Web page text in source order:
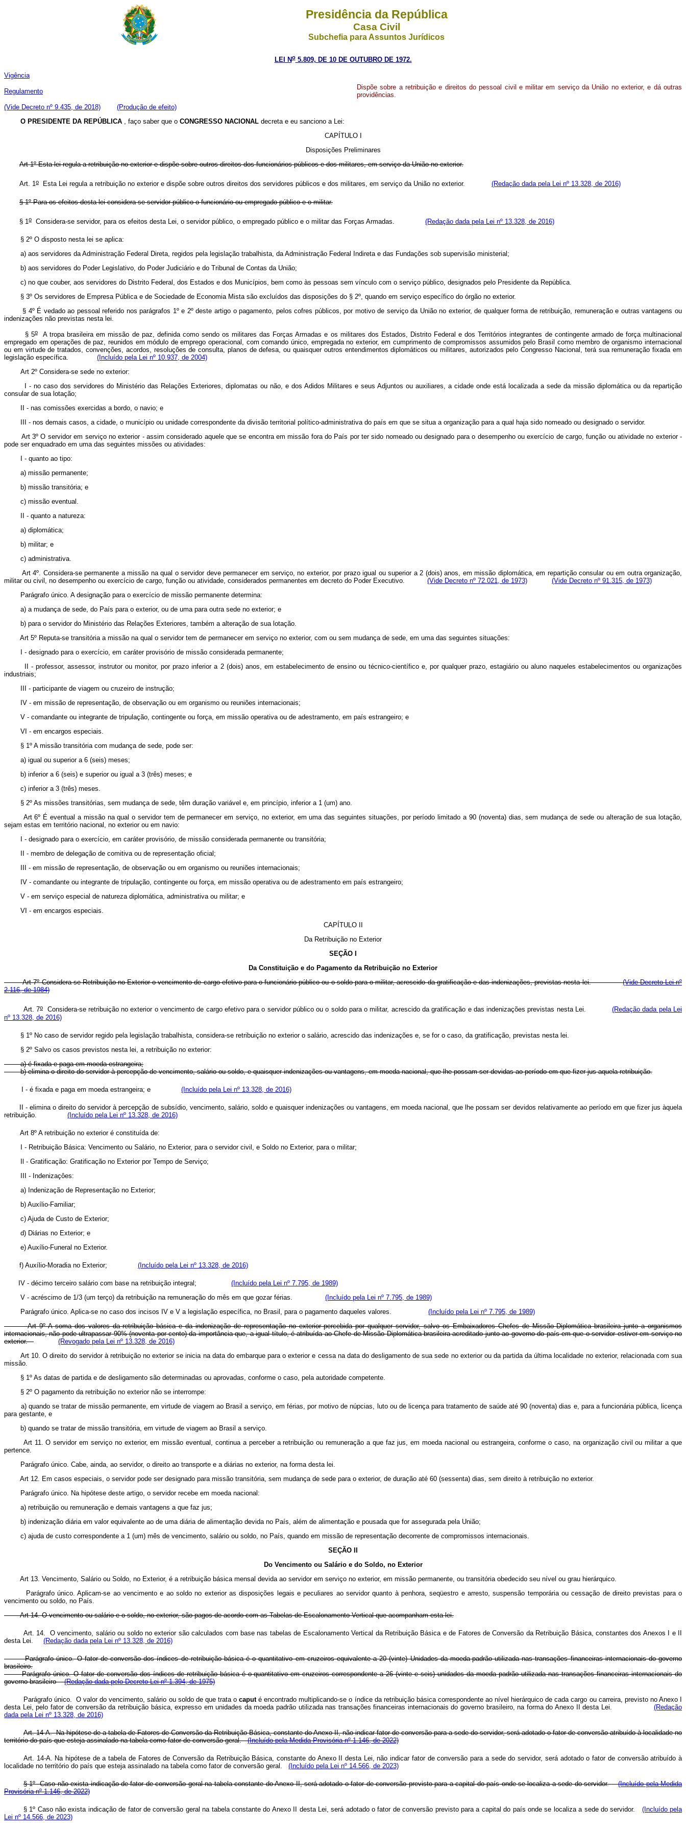
Presidência da República
Casa Civil
Subchefia para Assuntos Jurídicos
LEI No5.809, DE 10 DE OUTUBRO DE 1972.
Vigência
Regulamento
(Vide Decreto nº 9.435, de 2018) (Produção de efeito)
Dispõe sobre a retribuição e direitos do pessoal civil e militar em serviço da União no exterior, e dá outras
providências.
O PRESIDENTE DA REPÚBLICA , faço saber que o CONGRESSO NACIONAL decreta e eu sanciono a Lei:
CAPÍTULO I
Disposições Preliminares
Art 1º Esta lei regula a retribuição no exterior e dispõe sobre outros direitos dos funcionários públicos e dos militares, em serviço da União no exterior.
Art. 1o Esta Lei regula a retribuição no exterior e dispõe sobre outros direitos dos servidores públicos e dos militares, em serviço da União no exterior. (Redação dada pela Lei nº 13.328, de 2016)
§ 1º Para os efeitos desta lei considera-se servidor público o funcionário ou empregado público e o militar.
§ 1o Considera-se servidor, para os efeitos desta Lei, o servidor público, o empregado público e o militar das Forças Armadas. (Redação dada pela Lei nº 13.328, de 2016)
§ 2º O disposto nesta lei se aplica:
a) aos servidores da Administração Federal Direta, regidos pela legislação trabalhista, da Administração Federal Indireta e das Fundações sob supervisão ministerial;
b) aos servidores do Poder Legislativo, do Poder Judiciário e do Tribunal de Contas da União;
c) no que couber, aos servidores do Distrito Federal, dos Estados e dos Municípios, bem como às pessoas sem vínculo com o serviço público, designados pelo Presidente da República.
§ 3º Os servidores de Empresa Pública e de Sociedade de Economia Mista são excluídos das disposições do § 2º, quando em serviço específico do órgão no exterior.
§ 4º É vedado ao pessoal referido nos parágrafos 1º e 2º deste artigo o pagamento, pelos cofres públicos, por motivo de serviço da União no exterior, de qualquer forma de retribuição, remuneração e outras vantagens ou
indenizações não previstas nesta lei.
§ 5oA tropa brasileira em missão de paz, definida como sendo os militares das Forças Armadas e os militares dos Estados, Distrito Federal e dos Territórios integrantes de contingente armado de força multinacional
empregado em operações de paz, reunidos em módulo de emprego operacional, com comando único, empregada no exterior, em cumprimento de compromissos assumidos pelo Brasil como membro de organismo internacional
ou em virtude de tratados, convenções, acordos, resoluções de consulta, planos de defesa, ou quaisquer outros entendimentos diplomáticos ou militares, autorizados pelo Congresso Nacional, terá sua remuneração fixada em
legislação específica. (Incluído pela Lei nº 10.937, de 2004)
Art 2º Considera-se sede no exterior:
I - no caso dos servidores do Ministério das Relações Exteriores, diplomatas ou não, e dos Adidos Militares e seus Adjuntos ou auxiliares, a cidade onde está localizada a sede da missão diplomática ou da repartição
consular de sua lotação;
II - nas comissões exercidas a bordo, o navio; e
III - nos demais casos, a cidade, o município ou unidade correspondente da divisão territorial político-administrativa do país em que se situa a organização para a qual haja sido nomeado ou designado o servidor.
Art 3º O servidor em serviço no exterior - assim considerado aquele que se encontra em missão fora do País por ter sido nomeado ou designado para o desempenho ou exercício de cargo, função ou atividade no exterior -
pode ser enquadrado em uma das seguintes missões ou atividades:
I - quanto ao tipo:
a) missão permanente;
b) missão transitória; e
c) missão eventual.
II - quanto a natureza:
a) diplomática;
b) militar; e
c) administrativa.
Art 4º. Considera-se permanente a missão na qual o servidor deve permanecer em serviço, no exterior, por prazo igual ou superior a 2 (dois) anos, em missão diplomática, em repartição consular ou em outra organização,
militar ou civil, no desempenho ou exercício de cargo, função ou atividade, considerados permanentes em decreto do Poder Executivo. (Vide Decreto nº 72.021, de 1973) (Vide Decreto nº 91.315, de 1973)
Parágrafo único. A designação para o exercício de missão permanente determina:
a) a mudança de sede, do País para o exterior, ou de uma para outra sede no exterior; e
b) para o servidor do Ministério das Relações Exteriores, também a alteração de sua lotação.
Art 5º Reputa-se transitória a missão na qual o servidor tem de permanecer em serviço no exterior, com ou sem mudança de sede, em uma das seguintes situações:
I - designado para o exercício, em caráter provisório de missão considerada permanente;
II - professor, assessor, instrutor ou monitor, por prazo inferior a 2 (dois) anos, em estabelecimento de ensino ou técnico-científico e, por qualquer prazo, estagiário ou aluno naqueles estabelecimentos ou organizações
industriais;
III - participante de viagem ou cruzeiro de instrução;
IV - em missão de representação, de observação ou em organismo ou reuniões internacionais;
V - comandante ou integrante de tripulação, contingente ou força, em missão operativa ou de adestramento, em país estrangeiro; e
VI - em encargos especiais.
§ 1º A missão transitória com mudança de sede, pode ser:
a) igual ou superior a 6 (seis) meses;
b) inferior a 6 (seis) e superior ou igual a 3 (três) meses; e
c) inferior a 3 (três) meses.
§ 2º As missões transitórias, sem mudança de sede, têm duração variável e, em princípio, inferior a 1 (um) ano.
Art 6º É eventual a missão na qual o servidor tem de permanecer em serviço, no exterior, em uma das seguintes situações, por período limitado a 90 (noventa) dias, sem mudança de sede ou alteração de sua lotação,
sejam estas em território nacional, no exterior ou em navio:
I - designado para o exercício, em caráter provisório, de missão considerada permanente ou transitória;
II - membro de delegação de comitiva ou de representação oficial;
III - em missão de representação, de observação ou em organismo ou reuniões internacionais;
IV - comandante ou integrante de tripulação, contingente ou força, em missão operativa ou de adestramento em país estrangeiro;
V - em serviço especial de natureza diplomática, administrativa ou militar; e
VI - em encargos especiais.
CAPÍTULO II
Da Retribuição no Exterior
SEÇÃO I
Da Constituição e do Pagamento da Retribuição no Exterior
Art 7º Considera-se Retribuição no Exterior o vencimento de cargo efetivo para o funcionário público ou o soldo para o militar, acrescido da gratificação e das indenizações, previstas nesta lei.(Vide Decreto-Lei nº
2.116, de 1984)
Art. 7o Considera-se retribuição no exterior o vencimento de cargo efetivo para o servidor público ou o soldo para o militar, acrescido da gratificação e das indenizações previstas nesta Lei.(Redação dada pela Lei
nº 13.328, de 2016)
§ 1º No caso de servidor regido pela legislação trabalhista, considera-se retribuição no exterior o salário, acrescido das indenizações e, se for o caso, da gratificação, previstas nesta lei.
§ 2º Salvo os casos previstos nesta lei, a retribuição no exterior:
a) é fixada e paga em moeda estrangeira;
b) elimina o direito do servidor à percepção de vencimento, salário ou soldo, e quaisquer indenizações ou vantagens, em moeda nacional, que lhe possam ser devidas ao período em que fizer jus aquela retribuição.
I - é fixada e paga em moeda estrangeira; e (Incluído pela Lei nº 13.328, de 2016)
II - elimina o direito do servidor à percepção de subsídio, vencimento, salário, soldo e quaisquer indenizações ou vantagens, em moeda nacional, que lhe possam ser devidos relativamente ao período em que fizer jus àquela
retribuição. (Incluído pela Lei nº 13.328, de 2016)
Art 8º A retribuição no exterior é constituída de:
I - Retribuição Básica: Vencimento ou Salário, no Exterior, para o servidor civil, e Soldo no Exterior, para o militar;
Il - Gratificação: Gratificação no Exterior por Tempo de Serviço;
III - Indenizaçôes:
a) Indenização de Representação no Exterior;
b) Auxílio-Familiar;
c) Ajuda de Custo de Exterior;
d) Diárias no Exterior; e
e) Auxílio-Funeral no Exterior.
f) Auxílio-Moradia no Exterior; (Incluído pela Lei nº 13.328, de 2016)
IV - décimo terceiro salário com base na retribuição integral; (Incluído pela Lei nº 7.795, de 1989)
V - acréscimo de 1/3 (um terço) da retribuição na remuneração do mês em que gozar férias. (Incluído pela Lei nº 7.795, de 1989)
Parágrafo único. Aplica-se no caso dos incisos IV e V a legislação específica, no Brasil, para o pagamento daqueles valores. (Incluído pela Lei nº 7.795, de 1989)
Art 9º A soma dos valores da retribuição básica e da indenização de representação no exterior percebida por qualquer servidor, salvo os Embaixadores Chefes de Missão Diplomática brasileira junto a organismos
internacionais, não pode ultrapassar 90% (noventa por cento) da importância que, a igual título, é atribuída ao Chefe de Missão Diplomática brasileira acreditado junto ao governo do país em que o servidor estiver em serviço no
exterior.
(Revogado pela Lei nº 13.328, de 2016)
Art 10. O direito do servidor à retribuição no exterior se inicia na data do embarque para o exterior e cessa na data do desligamento de sua sede no exterior ou da partida da última localidade no exterior, relacionada com sua
missão.
§ 1º As datas de partida e de desligamento são determinadas ou aprovadas, conforme o caso, pela autoridade competente.
§ 2º O pagamento da retribuição no exterior não se interrompe:
a) quando se tratar de missão permanente, em virtude de viagem ao Brasil a serviço, em férias, por motivo de núpcias, luto ou de licença para tratamento de saúde até 90 (noventa) dias e, para a funcionária pública, licença
para gestante, e
b) quando se tratar de missão transitória, em virtude de viagem ao Brasil a serviço.
Art 11. O servidor em serviço no exterior, em missão eventual, continua a perceber a retribuição ou remuneração a que faz jus, em moeda nacional ou estrangeira, conforme o caso, na organização civil ou militar a que
pertence.
Parágrafo único. Cabe, ainda, ao servidor, o direito ao transporte e a diárias no exterior, na forma desta lei.
Art 12. Em casos especiais, o servidor pode ser designado para missão transitória, sem mudança de sede para o exterior, de duração até 60 (sessenta) dias, sem direito à retribuição no exterior.
Parágrafo único. Na hipótese deste artigo, o servidor recebe em moeda nacional:
a) retribuição ou remuneração e demais vantagens a que faz jus;
b) indenização diária em valor equivalente ao de uma diária de alimentação devida no País, além de alimentação e pousada que for assegurada pela União;
c) ajuda de custo correspondente a 1 (um) mês de vencimento, salário ou soldo, no País, quando em missão de representação decorrente de compromissos internacionais.
SEÇÃO II
Do Vencimento ou Salário e do Soldo, no Exterior
Art 13. Vencimento, Salário ou Soldo, no Exterior, é a retribuição básica mensal devida ao servidor em serviço no exterior, em missão permanente, ou transitória obedecido seu nível ou grau hierárquico.
Parágrafo único. Aplicam-se ao vencimento e ao soldo no exterior as disposições legais e peculiares ao servidor quanto à penhora, seqüestro e arresto, suspensão temporária ou cessação de direito previstas para o
vencimento ou soldo, no País.
Art 14. O vencimento ou salário e o soldo, no exterior, são pagos de acordo com as Tabelas de Escalonamento Vertical que acompanham esta lei.
Art. 14. O vencimento, salário ou soldo no exterior são calculados com base nas tabelas de Escalonamento Vertical da Retribuição Básica e de Fatores de Conversão da Retribuição Básica, constantes dos Anexos I e II
desta Lei. (Redação dada pela Lei nº 13.328, de 2016)
Parágrafo único. O fator de conversão dos índices de retribuição básica é o quantitativo em cruzeiros equivalente a 20 (vinte) Unidades da moeda-padrão utilizada nas transações financeiras internacionais do governo
brasileiro.
Parágrafo único. O fator de conversão dos índices de retribuição básica é o quantitativo em cruzeiros correspondente a 26 (vinte e seis) unidades da moeda padrão utilizada nas transações financeiras internacionais do
governo brasileiro(Redação dada pelo Decreto Lei nº 1.394, de 1975)
Parágrafo único. O valor do vencimento, salário ou soldo de que trata ocaputé encontrado multiplicando-se o índice da retribuição básica correspondente ao nível hierárquico de cada cargo ou carreira, previsto no Anexo I
desta Lei, pelo fator de conversão da retribuição básica, expresso em unidades da moeda padrão utilizada nas transações financeiras internacionais do governo brasileiro, na forma do Anexo II desta Lei. (Redação
dada pela Lei nº 13.328, de 2016)
Art. 14-A. Na hipótese de a tabela de Fatores de Conversão da Retribuição Básica, constante do Anexo II, não indicar fator de conversão para a sede do servidor, será adotado o fator de conversão atribuído à localidade no
território do país que esteja assinalado na tabela como fator de conversão geral.(Incluído pela Medida Provisória nº 1.146, de 2022)
Art. 14-A. Na hipótese de a tabela de Fatores de Conversão da Retribuição Básica, constante do Anexo II desta Lei, não indicar fator de conversão para a sede do servidor, será adotado o fator de conversão atribuído à
localidade no território do país que esteja assinalado na tabela como fator de conversão geral. (Incluído pela Lei nº 14.566, de 2023)
§ 1º Caso não exista indicação de fator de conversão geral na tabela constante do Anexo II, será adotado o fator de conversão previsto para a capital do país onde se localiza a sede do servidor.
(Incluído pela Medida
Provisória nº 1.146, de 2022)
§ 1º Caso não exista indicação de fator de conversão geral na tabela constante do Anexo II desta Lei, será adotado o fator de conversão previsto para a capital do país onde se localiza a sede do servidor.
(Incluído pela
Lei nº 14.566, de 2023)